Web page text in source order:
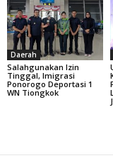
Daerah
Salahgunakan Izin
Tinggal, Imigrasi
Ponorogo Deportasi 1
WN Tiongkok